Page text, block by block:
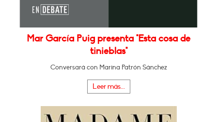
Mar García Puig presenta "Esta cosa de
tinieblas"
Conversará con Marina Patrón Sánchez
Leer más...